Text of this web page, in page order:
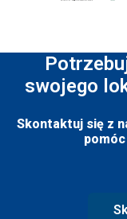
swojego
Skontaktuj się z